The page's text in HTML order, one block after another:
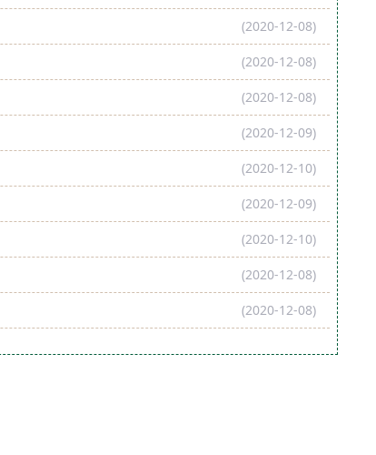
(2020-12-08)
(2020-12-08)
(2020-12-08)
(2020-12-09)
(2020-12-10)
(2020-12-09)
(2020-12-10)
(2020-12-08)
(2020-12-08)